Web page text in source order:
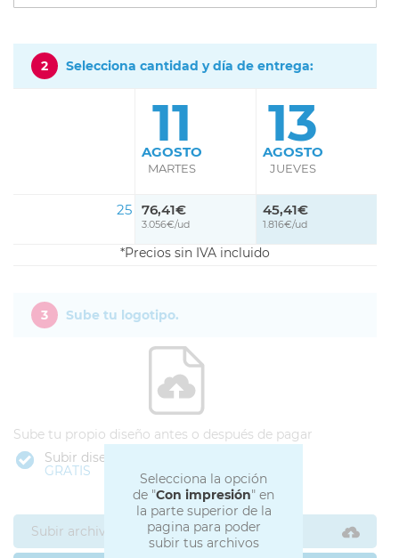
2 Selecciona cantidad y día de entrega:
11
AGOSTO
MARTES
13
AGOSTO
JUEVES
25 76,41€
3.056€/ud
45,41€
1.816€/ud
Precios sin IVA incluido
Selecciona la opción
de "Con impresión" en
la parte superior de la
pagina para poder
subir tus archivos
3 Sube tu logotipo.
Sube tu propio diseño antes o después de pagar
Subir diseño
GRATIS
Subir archivos ahora